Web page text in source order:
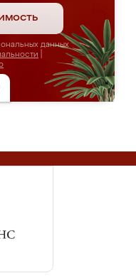
данных